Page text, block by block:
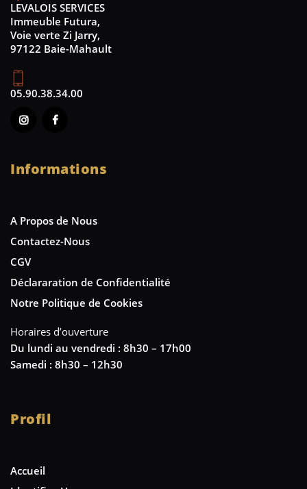
LEVALOIS SERVICES
Immeuble Futura,
Voie verte Zi Jarry,
97122 Baie-Mahault
05.90.38.34.00
Informations
A Propos de Nous
Contactez-Nous
CGV
Déclararation de Confidentialité
Notre Politique de Cookies
Horaires d’ouverture
Du lundi au vendredi : 8h30 – 17h00
Samedi : 8h30 – 12h30
Profil
Accueil